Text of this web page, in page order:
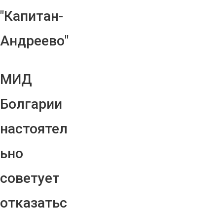
"Капитан-
Андреево"
МИД
Болгарии
настоятел
ьно
советует
отказатьс